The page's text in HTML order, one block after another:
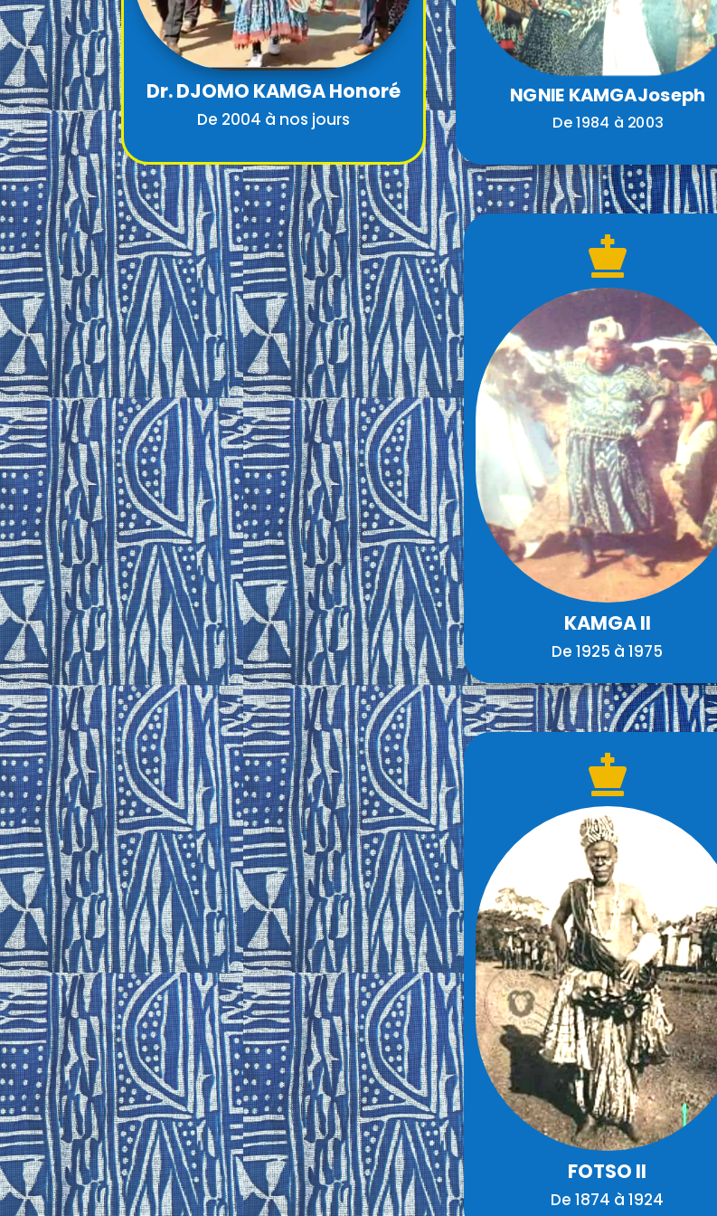
Dr. DJOMO KAMGA Honoré
De 2004 à nos jours
NGNIE KAMGAJoseph
De 1984 à 2003

KAMGA II
De 1925 à 1975

FOTSO II
De 1874 à 1924